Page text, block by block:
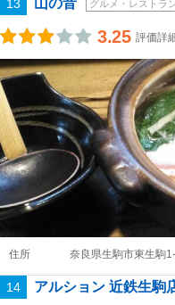
13 山の音 グルメ・レストラ
3.25 評価詳
住所 奈良県生駒市東生駒
14 アルション 近鉄生駒